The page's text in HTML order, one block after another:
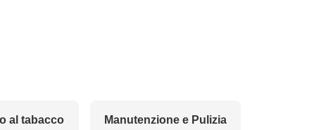
al tabacco
Manutenzione e Pulizia